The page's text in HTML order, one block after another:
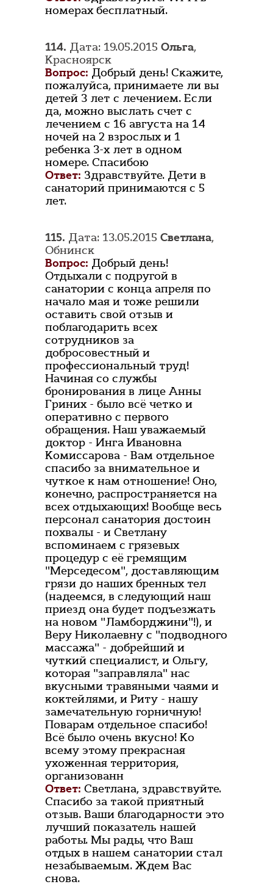
номерах бесплатный.
114. Дата: 19.05.2015 Ольга,
Красноярск
Вопрос: Добрый день! Скажите,
пожалуйса, принимаете ли вы
детей 3 лет с лечением. Если
да, можно выслать счет с
лечением с 16 августа на 14
ночей на 2 взрослых и 1
ребенка 3-х лет в одном
номере. Спасибою
Ответ: Здравствуйте. Дети в
санаторий принимаются с 5
лет.
115. Дата: 13.05.2015 Светлана,
Обнинск
Вопрос: Добрый день!
Отдыхали с подругой в
санатории с конца апреля по
начало мая и тоже решили
оставить свой отзыв и
поблагодарить всех
сотрудников за
добросовестный и
профессиональный труд!
Начиная со службы
бронирования в лице Анны
Гриних - было всё четко и
оперативно с первого
обращения. Наш уважаемый
доктор - Инга Ивановна
Комиссарова - Вам отдельное
спасибо за внимательное и
чуткое к нам отношение! Оно,
конечно, распространяется на
всех отдыхающих! Вообще весь
персонал санатория достоин
похвалы - и Светлану
вспоминаем с грязевых
процедур с её гремящим
"Мерседесом", доставляющим
грязи до наших бренных тел
(надеемся, в следующий наш
приезд она будет подъезжать
на новом "Ламборджини"!), и
Веру Николаевну с "подводного
массажа" - добрейший и
чуткий специалист, и Ольгу,
которая "заправляла" нас
вкусными травяными чаями и
коктейлями, и Риту - нашу
замечательную горничную!
Поварам отдельное спасибо!
Всё было очень вкусно! Ко
всему этому прекрасная
ухоженная территория,
организованн
Ответ: Светлана, здравствуйте.
Спасибо за такой приятный
отзыв. Ваши благодарности это
лучший показатель нашей
работы. Мы рады, что Ваш
отдых в нашем санатории стал
незабываемым. Ждем Вас
снова.